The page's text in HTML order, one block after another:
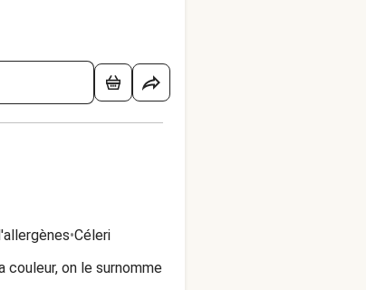
•Céleri
on le surnomme